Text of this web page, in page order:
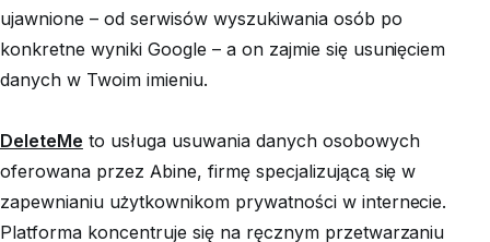
ujawnione – od serwisów wyszukiwania osób po
konkretne wyniki Google – a on zajmie się usunięciem
danych w Twoim imieniu.
DeleteMe to usługa usuwania danych osobowych
oferowana przez Abine, firmę specjalizującą się w
zapewnianiu użytkownikom prywatności w internecie.
Platforma koncentruje się na ręcznym przetwarzaniu